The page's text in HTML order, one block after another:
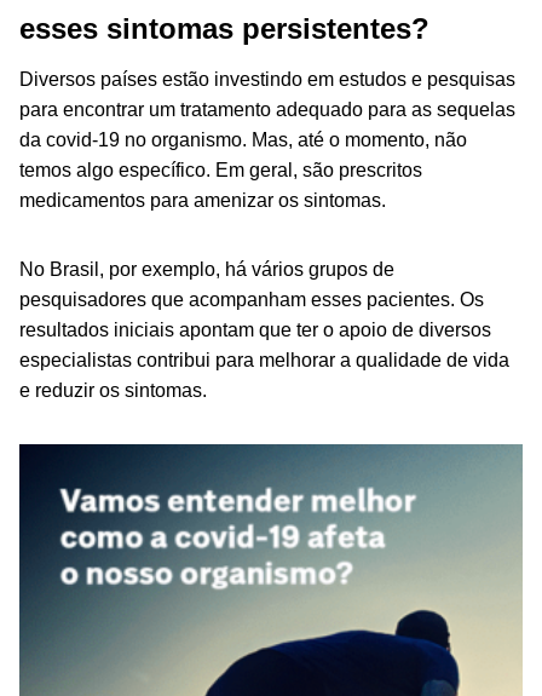
esses sintomas persistentes?
Diversos países estão investindo em estudos e pesquisas
para encontrar um tratamento adequado para as sequelas
da covid-19 no organismo. Mas, até o momento, não
temos algo específico. Em geral, são prescritos
medicamentos para amenizar os sintomas.
No Brasil, por exemplo, há vários grupos de
pesquisadores que acompanham esses pacientes. Os
resultados iniciais apontam que ter o apoio de diversos
especialistas contribui para melhorar a qualidade de vida
e reduzir os sintomas.